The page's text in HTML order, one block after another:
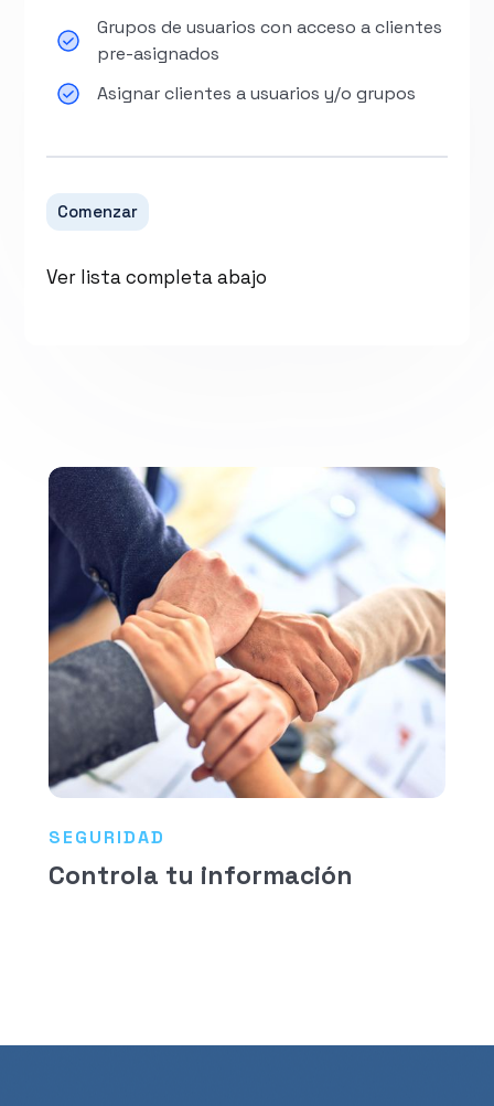
SEGURIDAD
Controla tu información
Grupos de usuarios con acceso a clientes
pre-asignados
Asignar clientes a usuarios y/o grupos
Comenzar
Ver lista completa abajo